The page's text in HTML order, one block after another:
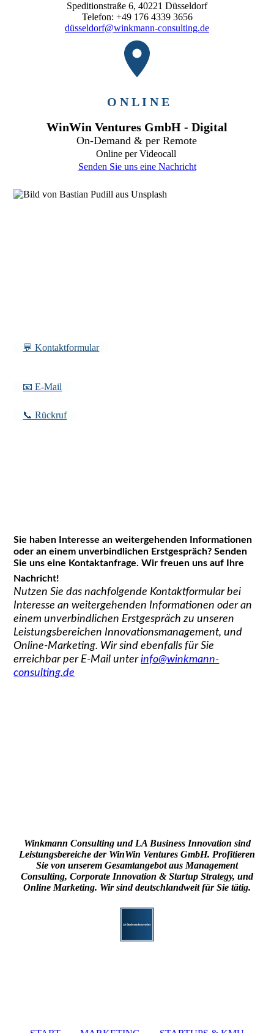
Speditionstraße 6, 40221 Düsseldorf
Telefon: +49 176 4339 3656
düsseldorf@winkmann-consulting.de
O N L I N E
WinWin Ventures GmbH - Digital
On-Demand & per Remote
Online per Videocall
Senden Sie uns eine Nachricht
💬 Kontaktformular
📧 E-Mail
📞 Rückruf
Sie haben Interesse an weitergehenden Informationen
oder an einem unverbindlichen Erstgespräch? Senden
Sie uns eine Kontaktanfrage. Wir freuen uns auf Ihre
Nachricht!
Nutzen Sie das nachfolgende Kontaktformular bei
Interesse an weitergehenden Informationen oder an
einem unverbindlichen Erstgespräch zu unseren
Leistungsbereichen Innovationsmanagement, und
Online-Marketing. Wir sind ebenfalls für Sie
erreichbar per E-Mail unterinfo@winkmann-
consulting.de
Winkmann Consulting und LA Business Innovation sind
Leistungsbereiche der WinWin Ventures GmbH. Profitieren
Sie von unserem Gesamtangebot aus Management
Consulting, Corporate Innovation & Startup Strategy, und
Online Marketing. Wir sind deutschlandweit für Sie tätig.